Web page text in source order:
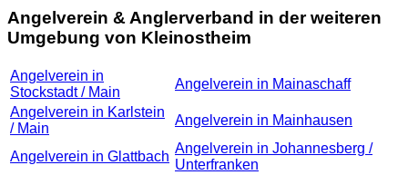
Angelverein & Anglerverband in der weiteren
Umgebung von Kleinostheim
Angelverein in
Stockstadt / Main
Angelverein in Mainaschaff
Angelverein in Karlstein
/ Main
Angelverein in Mainhausen
Angelverein in Glattbach
Angelverein in Johannesberg /
Unterfranken